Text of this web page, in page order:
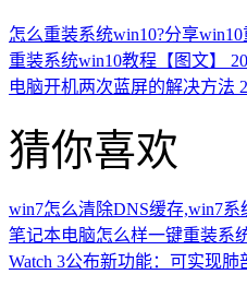
怎么重装系统win10?分享
重装系统win10教程【图文】
电脑开机两次蓝屏的解决方法
猜你喜欢
win7怎么清除DNS缓存,win7
笔记本电脑怎么样一键重装系
Watch 3公布新功能：可实现